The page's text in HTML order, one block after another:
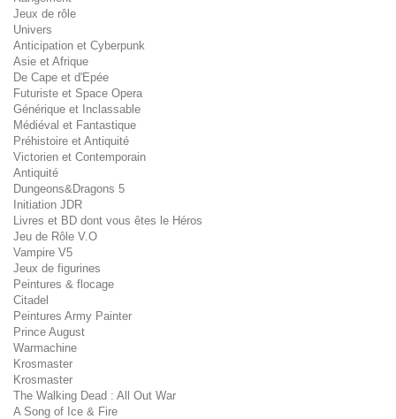
Jeux de rôle
Univers
Anticipation et Cyberpunk
Asie et Afrique
De Cape et d'Epée
Futuriste et Space Opera
Générique et Inclassable
Médiéval et Fantastique
Préhistoire et Antiquité
Victorien et Contemporain
Antiquité
Dungeons&Dragons 5
Initiation JDR
Livres et BD dont vous êtes le Héros
Jeu de Rôle V.O
Vampire V5
Jeux de figurines
Peintures & flocage
Citadel
Peintures Army Painter
Prince August
Warmachine
Krosmaster
Krosmaster
The Walking Dead : All Out War
A Song of Ice & Fire